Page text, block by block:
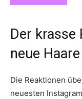
Der krasse
neue
Die Reaktionen
neuesten